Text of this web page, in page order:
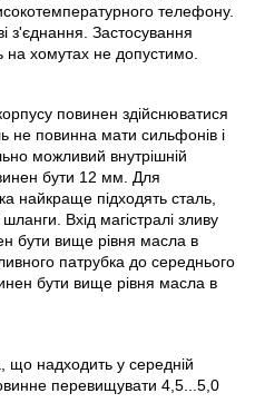
телефону.
з'єднання. Застосування
на хомутах не допустимо.
повинен здійснюватися
не повинна мати сильфонів і
можливий внутрішній
бути 12 мм. Для
найкраще підходять сталь,
Вхід магістралі зливу
бути вище рівня масла в
патрубка до середнього
бути вище рівня масла в
надходить у середній
перевищувати 4,5...5,0